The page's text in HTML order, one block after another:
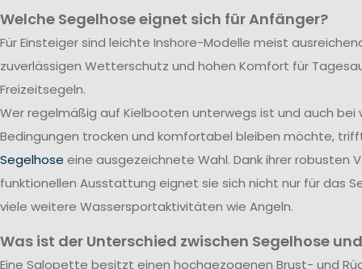
Welche Segelhose eignet sich für Anfänger?
Für Einsteiger sind leichte Inshore-Modelle meist
zuverlässigen Wetterschutz und hohen Komfort für
Freizeitsegeln.
Wer regelmäßig auf Kielbooten unterwegs ist und auch bei
Bedingungen trocken und komfortabel bleiben möchte,
Segelhose eine ausgezeichnete Wahl. Dank ihrer robusten
funktionellen Ausstattung eignet sie sich nicht nur für das
viele weitere Wassersportaktivitäten wie Angeln.
Was ist der Unterschied zwischen Segelhose
Eine Salopette besitzt einen hochgezogenen Brust- und